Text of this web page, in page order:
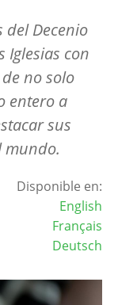
del Decenio
Iglesias con
no solo
entero a
sus
mundo.
Disponible en:
English
Français
Deutsch